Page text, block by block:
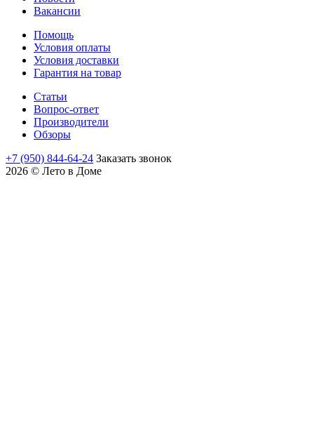
Вакансии
Помощь
Условия оплаты
Условия доставки
Гарантия на товар
Статьи
Вопрос-ответ
Производители
Обзоры
+7 (950) 844-64-24 Заказать звонок
2026 © Лето в Доме